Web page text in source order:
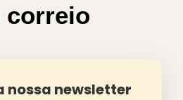
correio
nossa newsletter